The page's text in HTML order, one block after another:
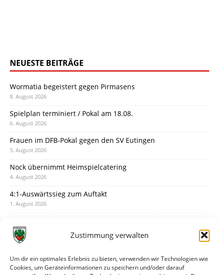
Zustimmung verwalten
Um dir ein optimales Erlebnis zu bieten, verwenden wir Technologien wie
Cookies, um Geräteinformationen zu speichern und/oder darauf
NEUESTE BEITRÄGE
Wormatia begeistert gegen Pirmasens
8. August 2026
Spielplan terminiert / Pokal am 18.08.
6. August 2026
Frauen im DFB-Pokal gegen den SV Eutingen
5. August 2026
Nock übernimmt Heimspielcatering
4. August 2026
4:1-Auswärtssieg zum Auftakt
1. August 2026
31. Juli 2026
30. Juli 2026